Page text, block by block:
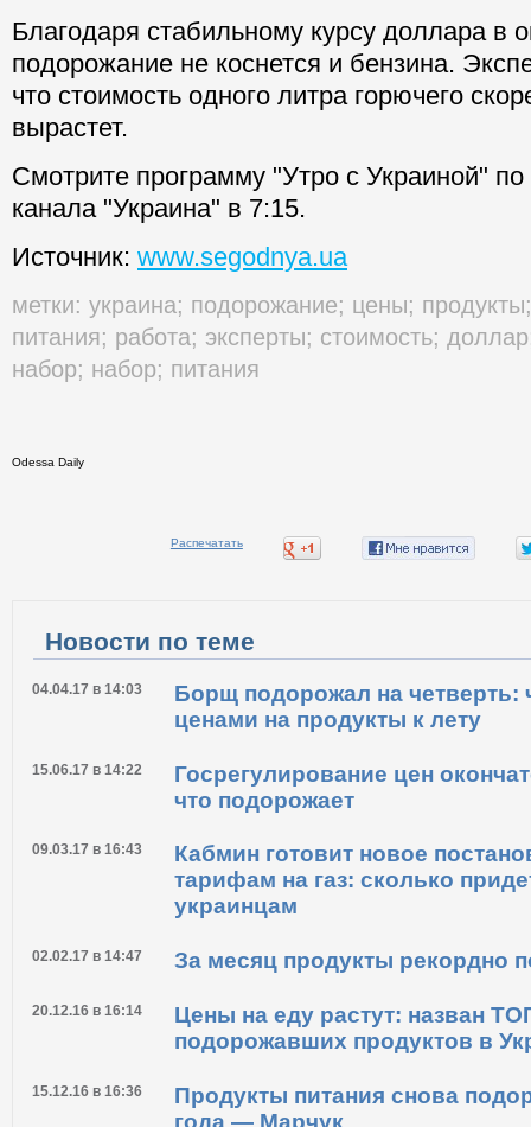
Благодаря стабильному курсу доллара в
подорожание не коснется и бензина.
что стоимость одного литра горючего
вырастет.
Смотрите программу "Утро с Украиной"
канала "Украина" в 7:15.
Источник: www.segodnya.ua
метки: украина; подорожание; цены; продукты
питания; работа; эксперты; стоимость; доллар
набор; набор; питания
Odessa Daily
Распечатать
Новости по теме
04.04.17 в 14:03
Борщ подорожал на четверть:
ценами на продукты к лету
15.06.17 в 14:22
Госрегулирование цен
что подорожает
09.03.17 в 16:43
Кабмин готовит новое
тарифам на газ: сколько
украинцам
02.02.17 в 14:47 За месяц продукты рекордно
20.12.16 в 16:14
Цены на еду растут: назван
подорожавших продуктов в
15.12.16 в 16:36
Продукты питания снова
года — Марчук